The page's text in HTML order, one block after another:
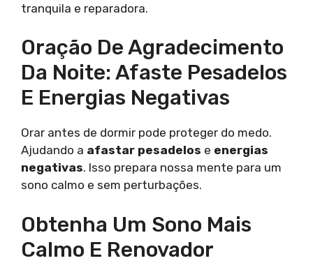
tranquila e reparadora.
Oração De Agradecimento
Da Noite: Afaste Pesadelos
E Energias Negativas
Orar antes de dormir pode proteger do medo.
Ajudando a afastar pesadelos e energias
negativas. Isso prepara nossa mente para um
sono calmo e sem perturbações.
Obtenha Um Sono Mais
Calmo E Renovador